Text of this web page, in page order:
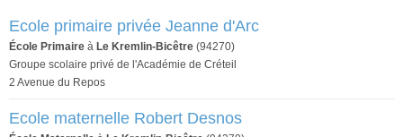
Ecole primaire privée Jeanne d'Arc
École Primaire à Le Kremlin-Bicêtre (94270)
Groupe scolaire privé de l'Académie de Créteil
2 Avenue du Repos
Ecole maternelle Robert Desnos